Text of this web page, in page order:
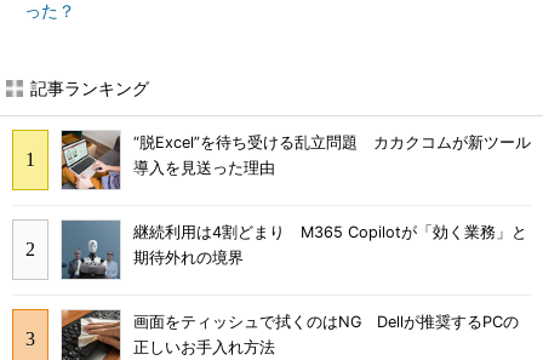
った？
記事ランキング
“脱Excel”を待ち受ける乱立問題 カカクコムが新ツール
導入を見送った理由
継続利用は4割どまり M365 Copilotが「効く業務」と
期待外れの境界
画面をティッシュで拭くのはNG Dellが推奨するPCの
正しいお手入れ方法